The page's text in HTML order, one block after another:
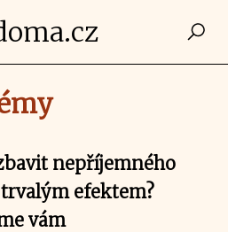
nepříjemného
efektem?
vám